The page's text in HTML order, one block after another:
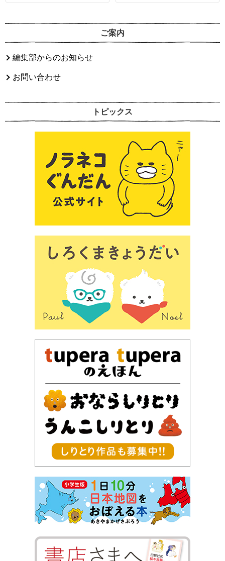
ご案内
編集部からのお知らせ
お問い合わせ
トピックス